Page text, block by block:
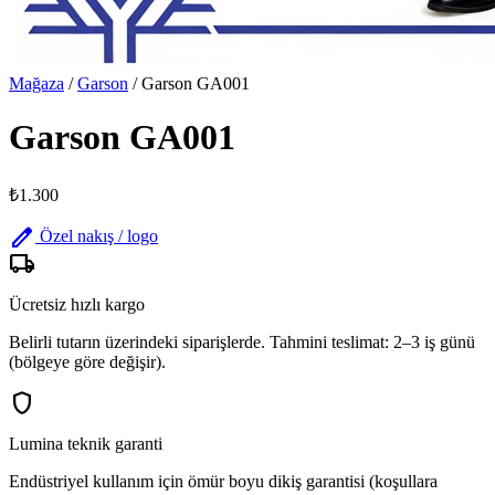
Mağaza / Garson / Garson GA001
Garson GA001
₺1.300
edit Özel nakış / logo
local_shipping
Ücretsiz hızlı kargo
Belirli tutarın üzerindeki siparişlerde. Tahmini teslimat: 2–3 iş günü
(bölgeye göre değişir).
shield
Lumina teknik garanti
Endüstriyel kullanım için ömür boyu dikiş garantisi (koşullara